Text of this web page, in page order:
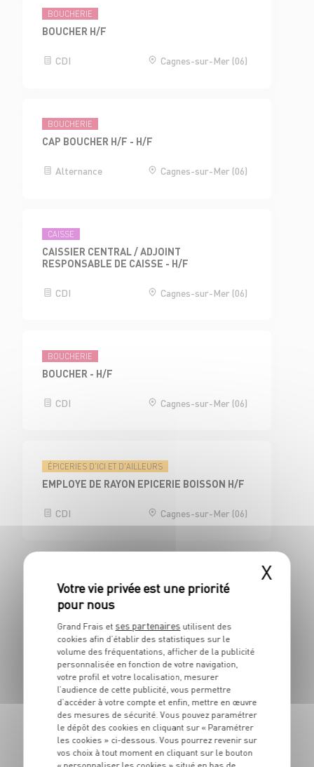
BOUCHERIE
BOUCHER H/F
CDI Cagnes-sur-Mer (06)
BOUCHERIE
CAP BOUCHER H/F - H/F
Alternance Cagnes-sur-Mer (06)
CAISSE
CAISSIER CENTRAL / ADJOINT
RESPONSABLE DE CAISSE - H/F
CDI Cagnes-sur-Mer (06)
BOUCHERIE
BOUCHER - H/F
CDI Cagnes-sur-Mer (06)
ÉPICERIES D'ICI ET D'AILLEURS
EMPLOYE DE RAYON EPICERIE BOISSON H/F
CDI Cagnes-sur-Mer (06)
BOUCHERIE
BOUCHER H/F
CDI Limonest (69)
BOUCHERIE
BOUCHER - H/F
X
Grand Frais et ses partenaires utilisent des
cookies afin d’établir des statistiques sur le
volume des fréquentations, afficher de la publicité
personnalisée en fonction de votre navigation,
votre profil et votre localisation, mesurer
l’audience de cette publicité, vous permettre
d’accéder à votre compte et enfin, mettre en œuvre
des mesures de sécurité. Vous pouvez paramétrer
le dépôt des cookies en cliquant sur « Paramétrer
les cookies » ci-dessous. Vous pourrez revenir sur
vos choix à tout moment en cliquant sur le bouton